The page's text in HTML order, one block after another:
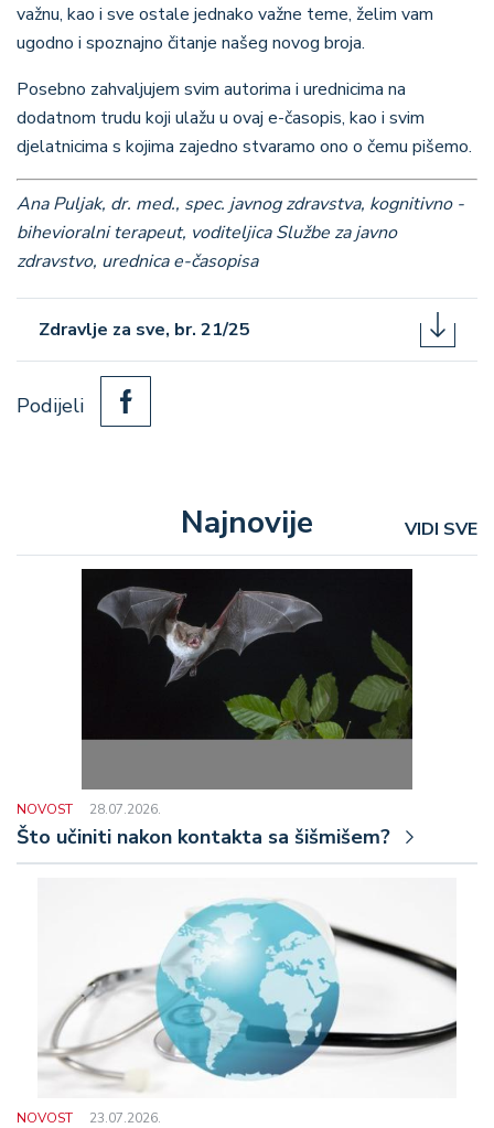
važnu, kao i sve ostale jednako važne teme, želim vam
ugodno i spoznajno čitanje našeg novog broja.
Posebno zahvaljujem svim autorima i urednicima na
dodatnom trudu koji ulažu u ovaj e-časopis, kao i svim
djelatnicima s kojima zajedno stvaramo ono o čemu pišemo.
Ana Puljak, dr. med., spec. javnog zdravstva, kognitivno -
bihevioralni terapeut, voditeljica Službe za javno
zdravstvo, urednica e-časopisa
Zdravlje za sve, br. 21/25
Podijeli
Najnovije VIDI SVE
NOVOST 28.07.2026.
Što učiniti nakon kontakta sa šišmišem?
NOVOST 23.07.2026.